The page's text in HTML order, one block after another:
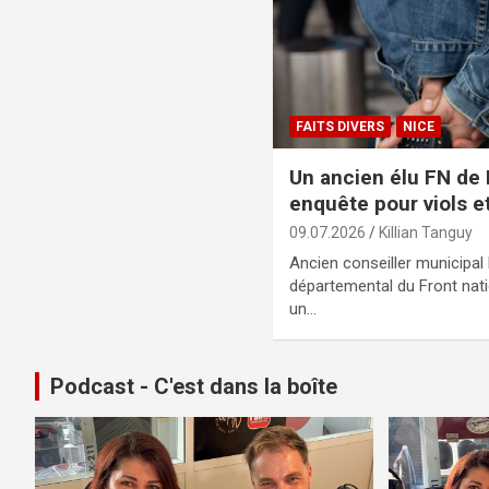
FAITS DIVERS NICE
Un ancien élu FN
enquête pour viols
09.07.2026 Killian Tanguy
Ancien conseiller
départemental du Front
un…
Podcast - C'est dans la boîte